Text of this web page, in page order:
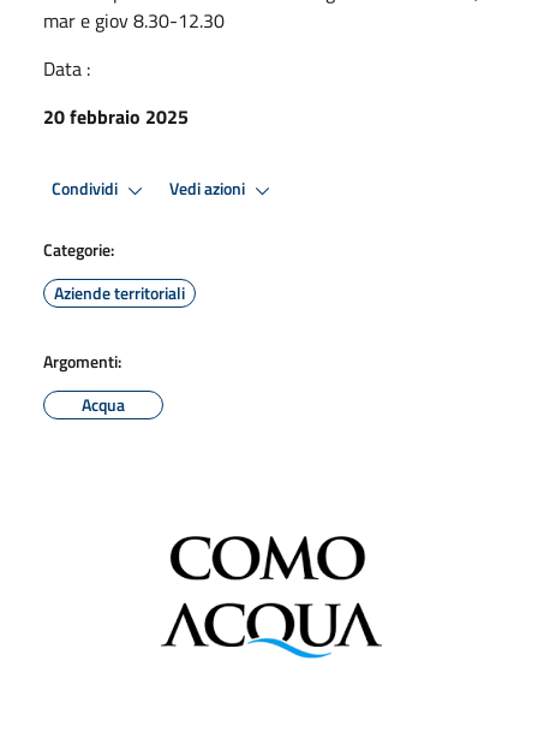
mar e giov 8.30-12.30
Data :
20 febbraio 2025
Condividi Vedi azioni
Categorie:
Aziende territoriali
Argomenti:
Acqua